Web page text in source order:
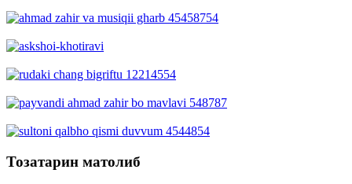
Тозатарин матолиб